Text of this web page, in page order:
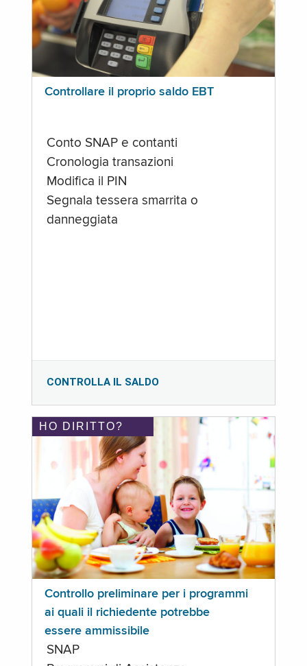
Controllare il proprio saldo EBT
Conto SNAP e contanti
Cronologia transazioni
Modifica il PIN
Segnala tessera smarrita o
danneggiata
CONTROLLA IL SALDO
HO DIRITTO?
Controllo preliminare per i programmi
ai quali il richiedente potrebbe
essere ammissibile
SNAP